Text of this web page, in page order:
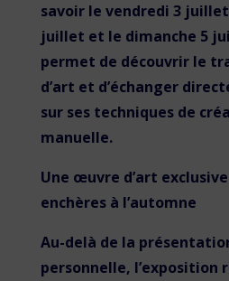
savoir le vendredi 3
juillet et le dimanche 5
permet de découvrir le
d’art et d’échanger
sur ses techniques de
manuelle.
Une œuvre d’art
enchères à l’automne
Au-delà de la
personnelle, l’exposition